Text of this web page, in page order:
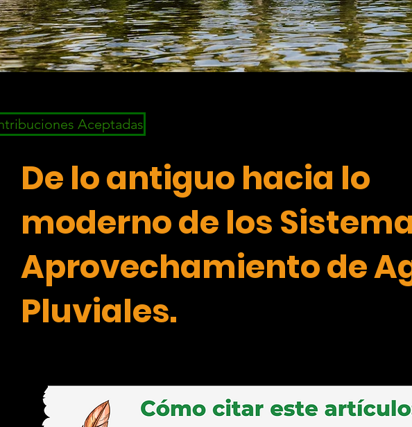
Aceptadas
De lo antiguo hacia lo
moderno de los
Aprovechamiento de
Pluviales.